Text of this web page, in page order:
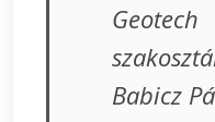
Babicz